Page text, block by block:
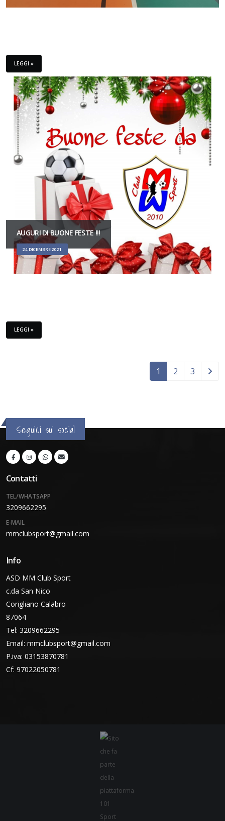
LEGGI »
AUGURI DI BUONE FESTE !!!
24 DICEMBRE 2021
LEGGI »
1 2 3
Seguici sui social
Contatti
TEL/WHATSAPP
3209662295
E-MAIL
mmclubsport@gmail.com
Info
ASD MM Club Sport
c.da San Nico
Corigliano Calabro
87064
Tel: 3209662295
Email: mmclubsport@gmail.com
P.iva: 03153870781
Cf: 97022050781